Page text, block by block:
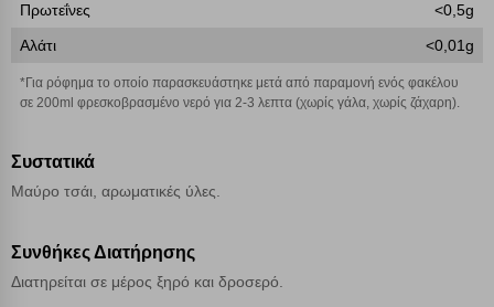
Πρωτεΐνες
<0,5g
Αλάτι
<0,01g
*Για ρόφημα το οποίο παρασκευάστηκε μετά από παραμονή ενός φακέλου
σε 200ml φρεσκοβρασμένο νερό για 2-3 λεπτα (χωρίς γάλα, χωρίς ζάχαρη).
Συστατικά
Μαύρο τσάι, αρωματικές ύλες.
Συνθήκες Διατήρησης
Διατηρείται σε μέρος ξηρό και δροσερό.
Απόρριψη όλων